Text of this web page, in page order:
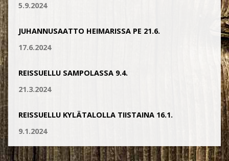
5.9.2024
JUHANNUSAATTO HEIMARISSA PE 21.6.
17.6.2024
REISSUELLU SAMPOLASSA 9.4.
21.3.2024
REISSUELLU KYLÄTALOLLA TIISTAINA 16.1.
9.1.2024